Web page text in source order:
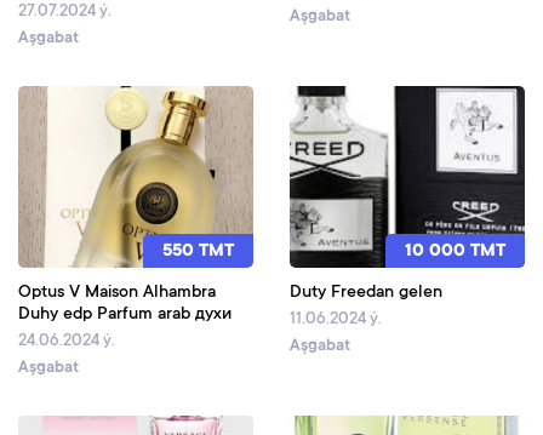
27.07.2024 ý.
Aşgabat
Aşgabat
550 TMT
Optus V Maison Alhambra
Duhy edp Parfum arab духи
24.06.2024 ý.
Aşgabat
10 000 TMT
Duty Freedan gelen
11.06.2024 ý.
Aşgabat